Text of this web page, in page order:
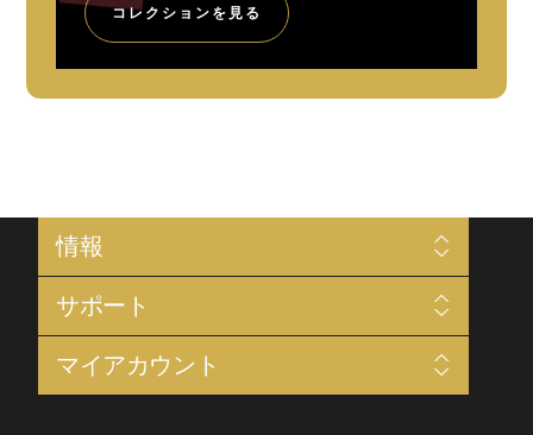
コレクションを見る
情報
プライバシー
利用規約
配送と返品
会社概要
サポート
ニュース
ブログ
マイアカウント